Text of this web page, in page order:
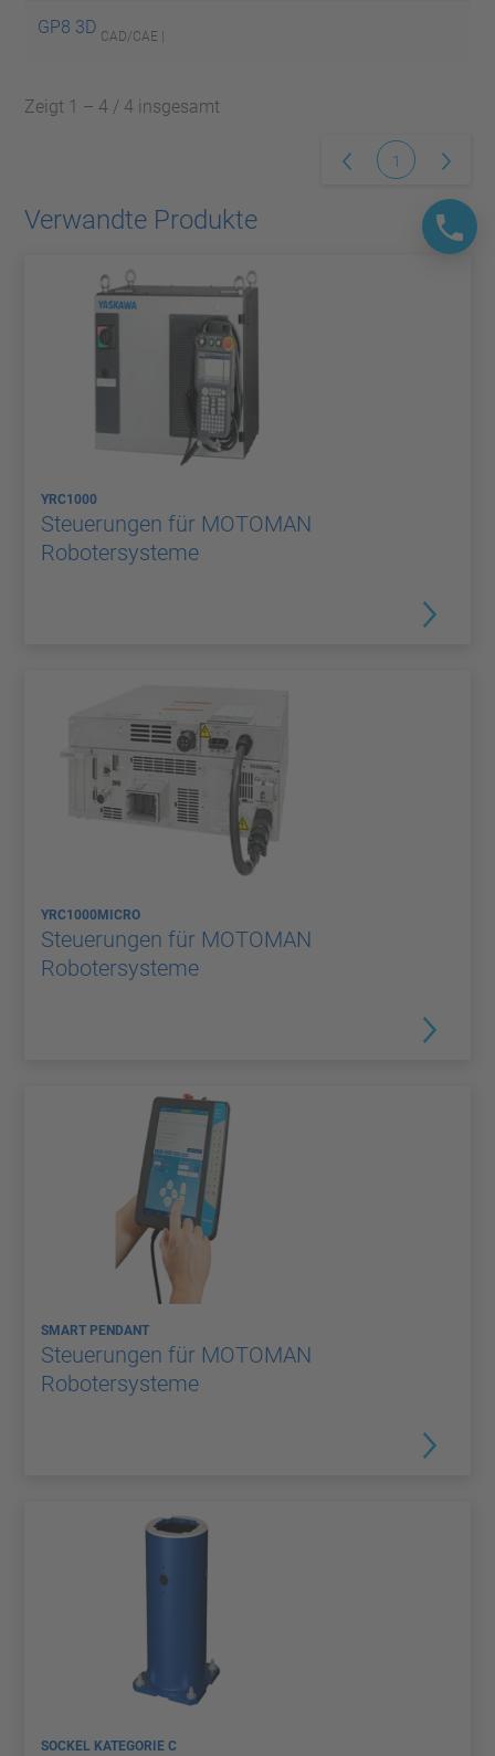
GP8 3D CAD/CAE |
Zeigt 1 – 4 / 4 insgesamt
1
Verwandte Produkte
YRC1000
Steuerungen für MOTOMAN
Robotersysteme
YRC1000MICRO
Steuerungen für MOTOMAN
Robotersysteme
SMART PENDANT
Steuerungen für MOTOMAN
Robotersysteme
SOCKEL KATEGORIE C